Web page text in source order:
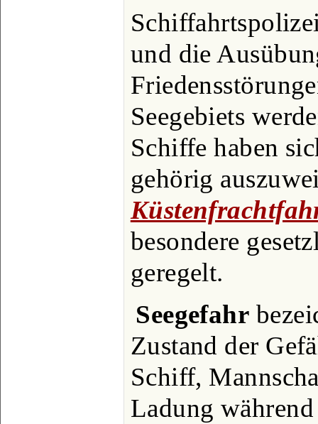
und die
Seegebiets
Schiffe haben
gehörig
besondere
geregelt.
Seegefahr
Zustand der
Schiff,
Ladung